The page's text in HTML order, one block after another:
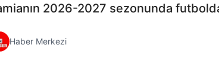
2026-2027 sezonunda
Haber Merkezi